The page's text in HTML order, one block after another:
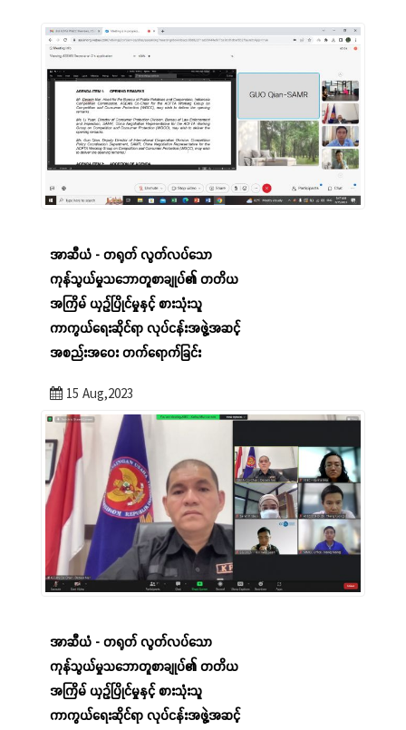
အာဆီယံ - တရုတ် လွတ်လပ်သော
ကုန်သွယ်မှုသဘောတူစာချုပ်၏ တတိယ
အကြိမ် ယှဉ်ပြိုင်မှုနှင့် စားသုံးသူ
ကာကွယ်ရေးဆိုင်ရာ လုပ်ငန်းအဖွဲ့အဆင့်
အစည်းအဝေး တက်ရောက်ခြင်း
15 Aug,2023
အာဆီယံ - တရုတ် လွတ်လပ်သော
ကုန်သွယ်မှုသဘောတူစာချုပ်၏ တတိယ
အကြိမ် ယှဉ်ပြိုင်မှုနှင့် စားသုံးသူ
ကာကွယ်ရေးဆိုင်ရာ လုပ်ငန်းအဖွဲ့အဆင့်